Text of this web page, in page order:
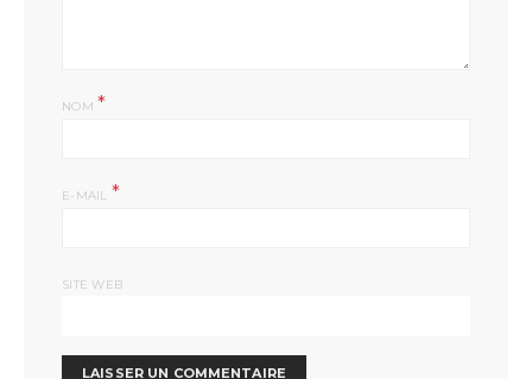
NOM *
E-MAIL *
SITE WEB